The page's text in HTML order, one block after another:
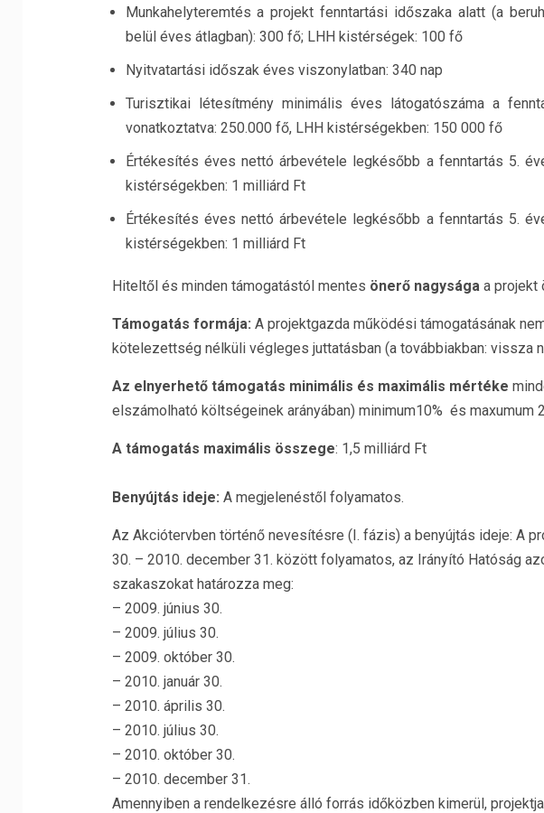
Munkahelyteremtés a projekt fenntartási időszaka alatt (a
belül éves átlagban): 300 fő; LHH kistérségek: 100 fő
Nyitvatartási időszak éves viszonylatban: 340 nap
Turisztikai létesítmény minimális éves látogatószáma a
vonatkoztatva: 250.000 fő, LHH kistérségekben: 150 000 fő
Értékesítés éves nettó árbevétele legkésőbb a fenntartás 5.
kistérségekben: 1 milliárd Ft
Értékesítés éves nettó árbevétele legkésőbb a fenntartás 5.
kistérségekben: 1 milliárd Ft
Hiteltől és minden támogatástól mentes önerő nagyságaa projekt
Támogatás formája: A projektgazda működési támogatásának
kötelezettség nélküli végleges juttatásban (a továbbiakban: vissza
Az elnyerhető támogatás minimális és maximális mértéke
elszámolható költségeinek arányában) minimum10% és maxumum
A támogatás maximális összege: 1,5 milliárd Ft
Benyújtás ideje: A megjelenéstől folyamatos.
Az Akciótervben történő nevesítésre (I. fázis) a benyújtás ideje: A
30. – 2010. december 31. között folyamatos, az Irányító Hatóság
szakaszokat határozza meg:
– 2009. június 30.
– 2009. július 30.
– 2009. október 30.
– 2010. január 30.
– 2010. április 30.
– 2010. július 30.
– 2010. október 30.
– 2010. december 31.
Amennyiben a rendelkezésre álló forrás időközben kimerül,